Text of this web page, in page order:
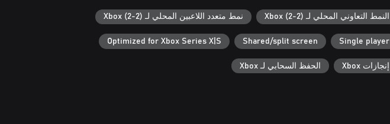
النمط التعاوني المحلي لـ Xbox (2-2) نمط متعدد اللاعبين المحلي لـ Xbox (2-2)
Single player
Shared/split screen
Optimized for Xbox Series X|S
إنجازات Xbox الحفظ السحابي لـ Xbox